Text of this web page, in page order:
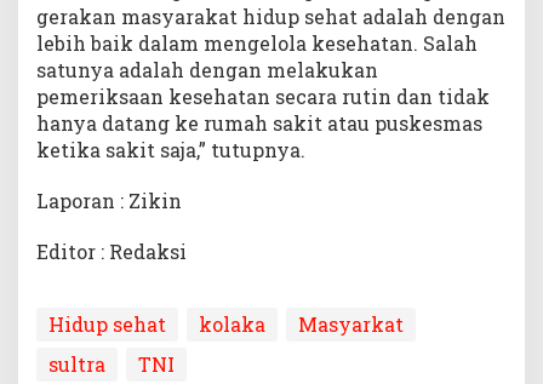
gerakan masyarakat hidup sehat adalah dengan
lebih baik dalam mengelola kesehatan. Salah
satunya adalah dengan melakukan
pemeriksaan kesehatan secara rutin dan tidak
hanya datang ke rumah sakit atau puskesmas
ketika sakit saja,” tutupnya.
Laporan : Zikin
Editor : Redaksi
Hidup sehat kolaka
Masyarkat
sultra
TNI